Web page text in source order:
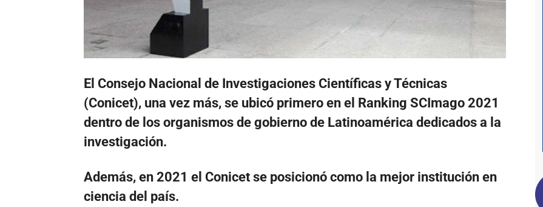
El Consejo Nacional de Investigaciones Científicas y Técnicas
(Conicet), una vez más, se ubicó primero en el Ranking SCImago 2021
dentro de los organismos de gobierno de Latinoamérica dedicados a la
investigación.
Además, en 2021 el Conicet se posicionó como la mejor institución en
ciencia del país.